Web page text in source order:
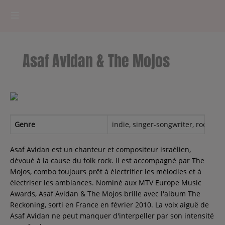
RADIOPLAYER
PODCASTS
CONCOURS
Contact
Asaf Avidan & The Mojos
Genre indie, singer-songwriter, rock,
Asaf Avidan est un chanteur et compositeur israélien,
dévoué à la cause du folk rock. Il est accompagné par The
Mojos, combo toujours prêt à électrifier les mélodies et à
électriser les ambiances. Nominé aux MTV Europe Music
Awards, Asaf Avidan & The Mojos brille avec l'album The
Reckoning, sorti en France en février 2010. La voix aiguë de
Asaf Avidan ne peut manquer d'interpeller par son intensité